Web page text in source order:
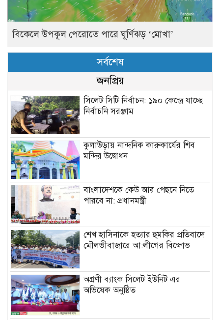
বিকেলে উপকূল পেরোতে পারে ঘূর্ণিঝড় ‘মোখা’
সর্বশেষ
জনপ্রিয়
সিলেট সিটি নির্বাচন: ১৯০ কেন্দ্রে যাচ্ছে
নির্বাচনি সরঞ্জাম
কুলাউড়ায় নান্দনিক কারুকার্যের শিব
মন্দির উদ্বোধন
বাংলাদেশকে কেউ আর পেছনে নিতে
পারবে না: প্রধানমন্ত্রী
শেখ হাসিনাকে হত্যার হুমকির প্রতিবাদে
মৌলভীবাজারে আ:লীগের বিক্ষোভ
অগ্রণী ব্যাংক সিলেট ইউনিট এর
অভিষেক অনুষ্ঠিত